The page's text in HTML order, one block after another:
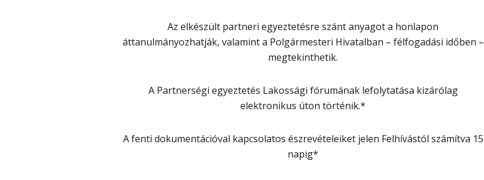
Az elkészült partneri egyeztetésre szánt anyagot a honlapon
áttanulmányozhatják, valamint a Polgármesteri Hivatalban – félfogadási időben –
megtekinthetik.
A Partnerségi egyeztetés Lakossági fórumának lefolytatása kizárólag
elektronikus úton történik.*
A fenti dokumentációval kapcsolatos észrevételeiket jelen Felhívástól számítva 15
napig*